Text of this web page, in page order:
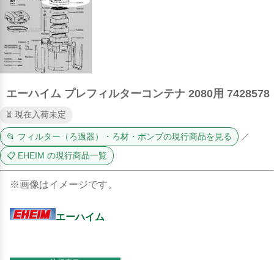
エーハイム プレフィルターコンテナ 2080用 7428578
⏳ 現在入荷未定
📂 フィルター（ろ過器）・ろ材・ポンプの現行商品を見る ／
📋 EHEIM の現行商品一覧
※画像はイメージです。
エーハイム